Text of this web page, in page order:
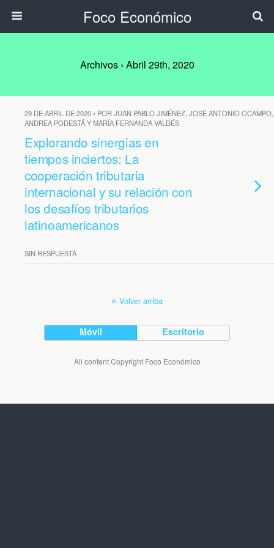
Foco Económico
Archivos › Abril 29th, 2020
29 DE ABRIL DE 2020 • POR JUAN PABLO JIMÉNEZ, JOSÉ ANTONIO OCAMPO,
ANDREA PODESTÁ Y MARÍA FERNANDA VALDÉS
Explorando sinergias en
tiempos inciertos: La
cooperación tributaria
internacional y su relación con
los desafíos tributarios
latinoamericanos
SIN RESPUESTA
Volver arriba
Móvil Escritorio
All content Copyright Foco Económico